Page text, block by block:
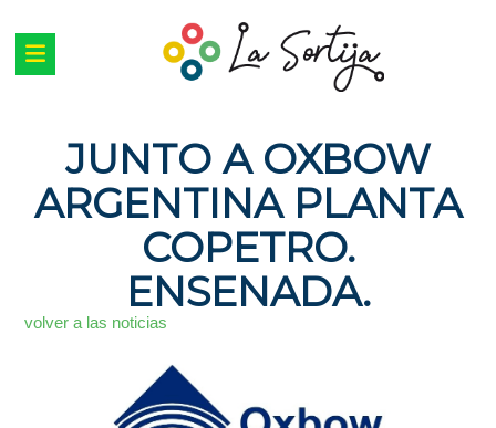
JUNTO A OXBOW
ARGENTINA PLANTA
COPETRO.
ENSENADA.
volver a las noticias